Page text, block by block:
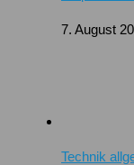
7. August
Technik